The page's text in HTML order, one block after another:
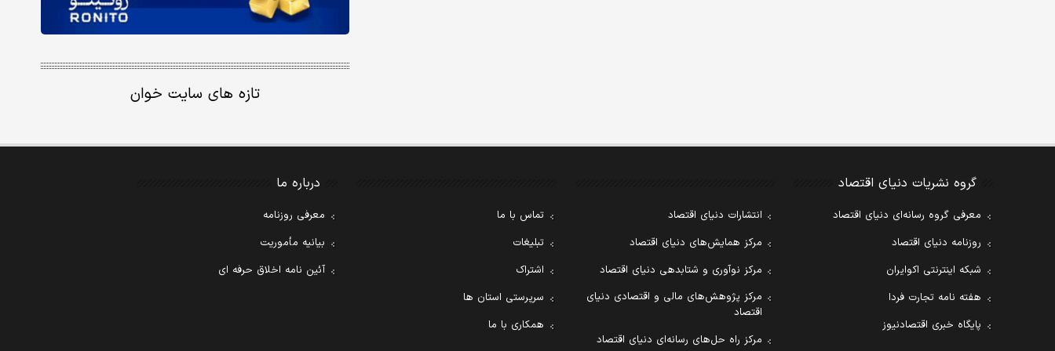
تازه های سایت خوان
گروه نشریات دنیای اقتصاد
معرفی گروه رسانه‌ای دنیای اقتصاد
روزنامه دنیای اقتصاد
شبکه اینترنتی اکوایران
هفته نامه تجارت فردا
پایگاه خبری اقتصادنیوز
انتشارات دنیای اقتصاد
مرکز همایش‌های دنیای اقتصاد
مرکز نوآوری و شتابدهی دنیای اقتصاد
مرکز پژوهش‌های مالی و اقتصادی دنیای
اقتصاد
مرکز راه حل‌های رسانه‌ای دنیای اقتصاد
تماس با ما
تبلیغات
اشتراک
سرپرستی استان ها
همکاری با ما
درباره ما
معرفی روزنامه
بیانیه مأموریت
آئین نامه اخلاق حرفه ای